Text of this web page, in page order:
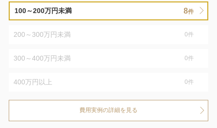
100～200万円未満 8件
200～300万円未満 0件
300～400万円未満 0件
400万円以上 0件
費用実例の詳細を見る